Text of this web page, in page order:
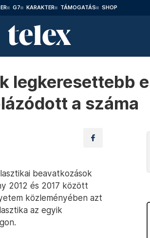
G7 KARAKTER TÁMOGATÁS SHOP
legkeresettebb
a száma
beavatkozások
2012 és 2017 között
közleményében azt
az egyik